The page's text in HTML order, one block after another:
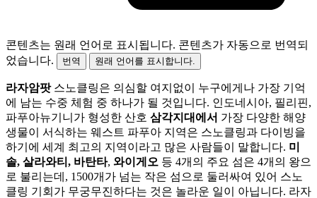
콘텐츠는 원래 언어로 표시됩니다. 콘텐츠가 자동으로 번역되
었습니다.
번역 원래 언어를 표시합니다.
라자암팟스노클링은 의심할 여지없이 누구에게나 가장 기억
에 남는 수중 체험 중 하나가 될 것입니다. 인도네시아, 필리핀,
파푸아뉴기니가 형성한 산호 삼각지대에서 가장 다양한 해양
생물이 서식하는 웨스트 파푸아 지역은 스노클링과 다이빙을
하기에 세계 최고의 지역이라고 많은 사람들이 말합니다. 미
솔, 살라와티, 바탄타, 와이게오 등 4개의 주요 섬은 4개의 왕으
로 불리는데, 1500개가 넘는 작은 섬으로 둘러싸여 있어 스노
클링 기회가 무궁무진하다는 것은 놀라운 일이 아닙니다. 라자